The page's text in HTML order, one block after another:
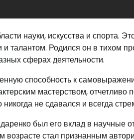
науки, искусства и спорта.
талантом. Родился он в тихом
сферах деятельности.
способность к
мастерством, отчетливо
не сдавался и всегда
был его вклад в научные
стал признанным